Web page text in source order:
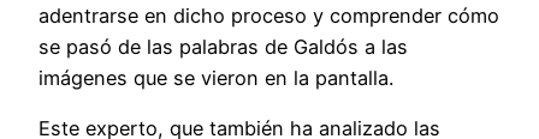
adentrarse en dicho proceso y comprender cómo
se pasó de las palabras de Galdós a las
imágenes que se vieron en la pantalla.
Este experto, que también ha analizado las